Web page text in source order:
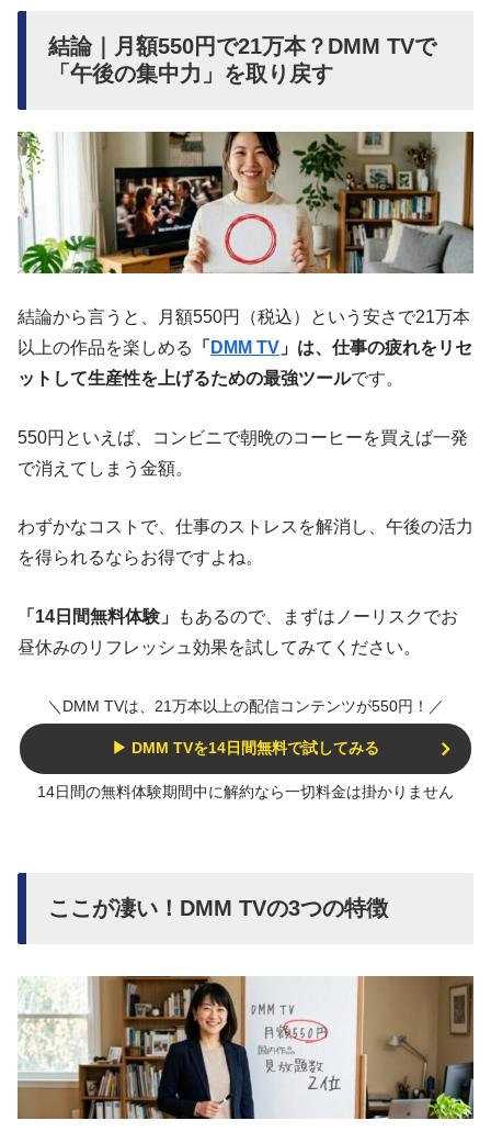
結論｜月額550円で21万本？DMM TVで
「午後の集中力」を取り戻す
結論から言うと、月額550円（税込）という安さで21万本
以上の作品を楽しめる
「 DMM TV 」は、仕事の疲れをリセ
ットして生産性を上げるための最強ツールです。
550円といえば、コンビニで朝晩のコーヒーを買えば一発
で消えてしまう金額。
わずかなコストで、仕事のストレスを解消し、午後の活力
を得られるならお得ですよね。
「14日間無料体験」
もあるので、まずはノーリスクでお
昼休みのリフレッシュ効果を試してみてください。
＼DMM TVは、21万本以上の配信コンテンツが550円！／
▶ DMM TVを14日間無料で試してみる
14日間の無料体験期間中に解約なら一切料金は掛かりません
ここが凄い！DMM TVの3つの特徴